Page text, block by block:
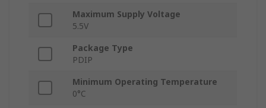
Maximum Supply Voltage
5.5V
Package Type
PDIP
Minimum Operating Temperature
0°C